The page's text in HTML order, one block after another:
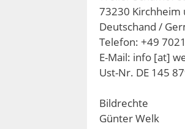
73230 Kirchheim
Deutschand /
Telefon: +49
E-Mail: info [at]
Ust-Nr. DE 145
Bildrechte
Günter Welk